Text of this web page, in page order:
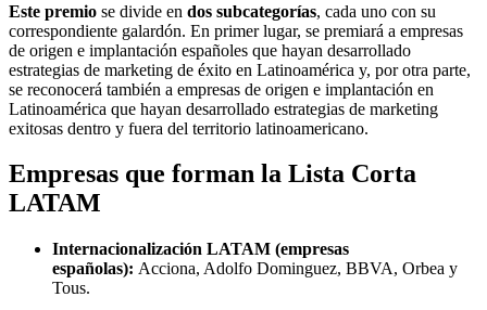
Este premio se divide en dos subcategorías, cada uno con su
correspondiente galardón. En primer lugar, se premiará a empresas
de origen e implantación españoles que hayan desarrollado
estrategias de marketing de éxito en Latinoamérica y, por otra parte,
se reconocerá también a empresas de origen e implantación en
Latinoamérica que hayan desarrollado estrategias de marketing
exitosas dentro y fuera del territorio latinoamericano.
Empresas que forman la Lista Corta
LATAM
Internacionalización LATAM (empresas
españolas): Acciona, Adolfo Dominguez, BBVA, Orbea y
Tous.